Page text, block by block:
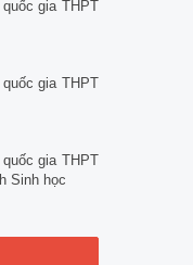
gia THPT
gia THPT
gia THPT
Sinh học